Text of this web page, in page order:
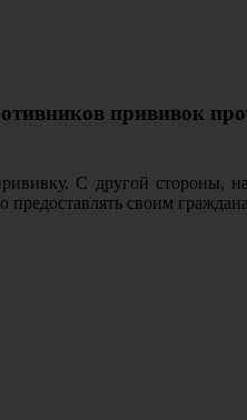
прививок
С другой стороны,
предоставлять своим